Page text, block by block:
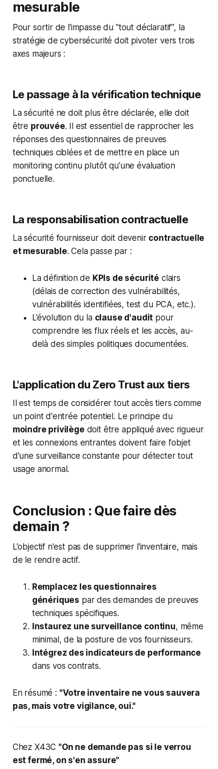
mesurable
Pour sortir de l'impasse du "tout déclaratif", la
stratégie de cybersécurité doit pivoter vers trois
axes majeurs :
Le passage à la vérification technique
La sécurité ne doit plus être déclarée, elle doit
être prouvée. Il est essentiel de rapprocher les
réponses des questionnaires de preuves
techniques ciblées et de mettre en place un
monitoring continu plutôt qu'une évaluation
ponctuelle.
La responsabilisation contractuelle
La sécurité fournisseur doit devenir contractuelle
et mesurable. Cela passe par :
La définition de KPIs de sécurité clairs
(délais de correction des vulnérabilités,
vulnérabilités identifiées, test du PCA, etc.).
L'évolution du la clause d'audit pour
comprendre les flux réels et les accès, au-
delà des simples politiques documentées.
L'application du Zero Trust aux tiers
Il est temps de considérer tout accès tiers comme
un point d'entrée potentiel. Le principe du
moindre privilège doit être appliqué avec rigueur
et les connexions entrantes doivent faire l'objet
d'une surveillance constante pour détecter tout
usage anormal.
Conclusion : Que faire dès
demain ?
L'objectif n'est pas de supprimer l'inventaire, mais
de le rendre actif.
Remplacez les questionnaires
génériques par des demandes de preuves
techniques spécifiques.
Instaurez une surveillance continu, même
minimal, de la posture de vos fournisseurs.
Intégrez des indicateurs de performance
dans vos contrats.
En résumé : "Votre inventaire ne vous sauvera
pas, mais votre vigilance, oui."
Chez X43C "On ne demande pas si le verrou
est fermé, on s'en assure"